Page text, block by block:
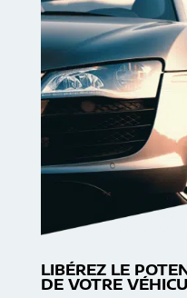
LIBÉREZ LE
DE VOTRE